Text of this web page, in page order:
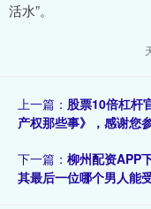
活水”。
上一篇： 股票10倍杠杆
产权那些事》，感谢您
下一篇： 柳州配资APP
其最后一位哪个男人能